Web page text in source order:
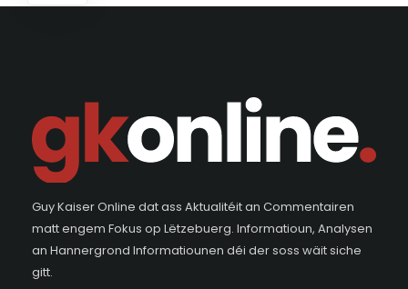
Guy Kaiser Online dat ass Aktualitéit an Commentairen
matt engem Fokus op Lëtzebuerg. Informatioun, Analysen
an Hannergrond Informatiounen déi der soss wäit siche
gitt.